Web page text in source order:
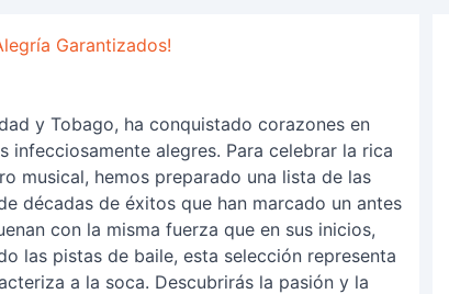
Garantizados!
y Tobago, ha conquistado corazones en
alegres. Para celebrar la rica
musical, hemos preparado una lista de las
décadas de éxitos que han marcado un antes
con la misma fuerza que en sus inicios,
las pistas de baile, esta selección representa
a la soca. Descubrirás la pasión y la